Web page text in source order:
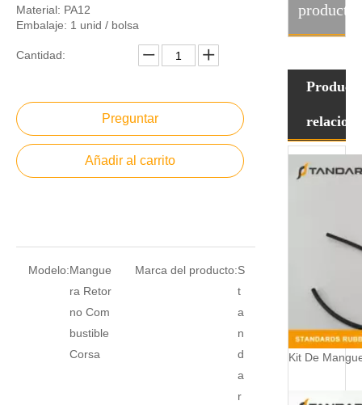
Material: PA12
Embalaje: 1 unid / bolsa
Cantidad:
Preguntar
Añadir al carrito
Modelo:Mangue
ra Retor
no Com
bustible
Corsa
Marca del producto:S
t
a
n
d
a
r
producto